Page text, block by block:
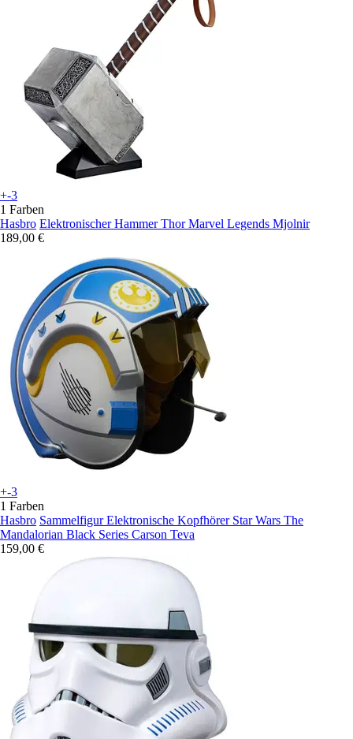
+-3
1 Farben
Hasbro Elektronischer Hammer Thor Marvel Legends Mjolnir
189,00 €
+-3
1 Farben
Hasbro Sammelfigur Elektronische Kopfhörer Star Wars The
Mandalorian Black Series Carson Teva
159,00 €